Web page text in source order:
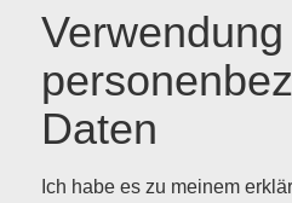
Daten
Ich habe es zu meinem